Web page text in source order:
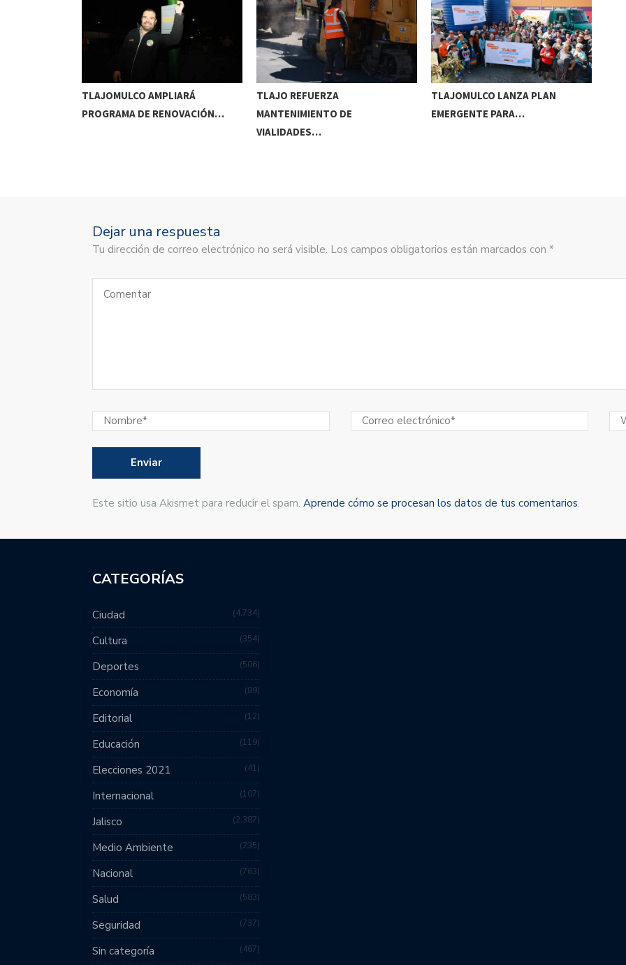
TLAJOMULCO AMPLIARÁ
PROGRAMA DE RENOVACIÓN…
TLAJO REFUERZA
MANTENIMIENTO DE
VIALIDADES…
TLAJOMULCO LANZA PLAN
EMERGENTE PARA…
Dejar una respuesta
Tu dirección de correo electrónico no será visible. Los campos obligatorios están marcados con *
Este sitio usa Akismet para reducir el spam. Aprende cómo se procesan los datos de tus comentarios.
CATEGORÍAS
Ciudad 4,734
Cultura 354
Deportes 506
Economía 89
Editorial 12
Educación 119
Elecciones 2021 41
Internacional 107
Jalisco 2,387
Medio Ambiente 235
Nacional 763
Salud 583
Seguridad 737
Sin categoría 467